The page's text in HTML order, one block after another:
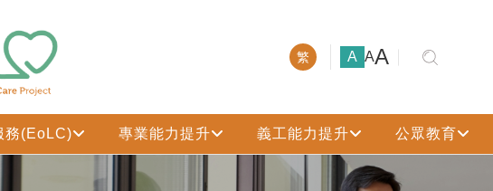
繁 A 小號字體
A中號字體
A 大號字體
務(EoLC) 專業能力提升 義工能力提升 公眾教育